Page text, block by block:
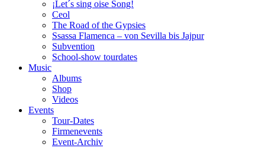
¡Let´s sing oise Song!
Ceol
The Road of the Gypsies
Ssassa Flamenca – von Sevilla bis Jajpur
Subvention
School-show tourdates
Music
Albums
Shop
Videos
Events
Tour-Dates
Firmenevents
Event-Archiv